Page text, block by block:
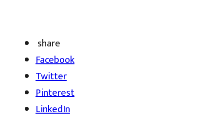
share
Facebook
Twitter
Pinterest
LinkedIn